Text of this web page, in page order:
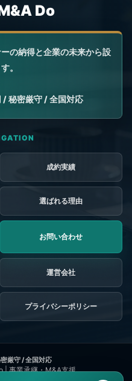
成約実績
選ばれる理由
お問い合わせ
プライバシーポリシー
| 事業承継・M&A支援